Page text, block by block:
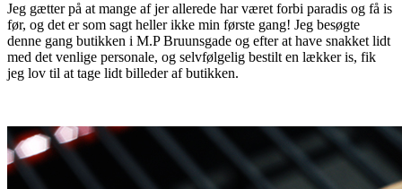
Jeg gætter på at mange af jer allerede har været forbi paradis og få is
før, og det er som sagt heller ikke min første gang! Jeg besøgte
denne gang butikken i M.P Bruunsgade og efter at have snakket lidt
med det venlige personale, og selvfølgelig bestilt en lækker is, fik
jeg lov til at tage lidt billeder af butikken.